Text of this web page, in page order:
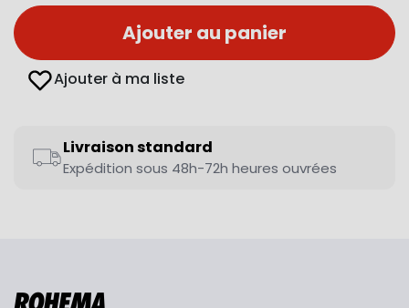
Ajouter au panier
Ajouter à ma liste
Livraison standard
Expédition sous 48h-72h heures ouvrées